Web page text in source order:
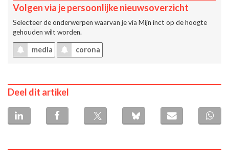
Volgen via je persoonlijke nieuwsoverzicht
Selecteer de onderwerpen waarvan je via Mijn inct op de hoogte
gehouden wilt worden.
media corona
Deel dit artikel